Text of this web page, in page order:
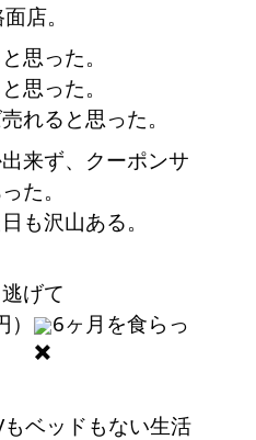
店。
思った。
思った。
れると思った。
来ず、クーポンサ
た。
も沢山ある。
げて
6ヶ月を食らっ
ベッドもない生活